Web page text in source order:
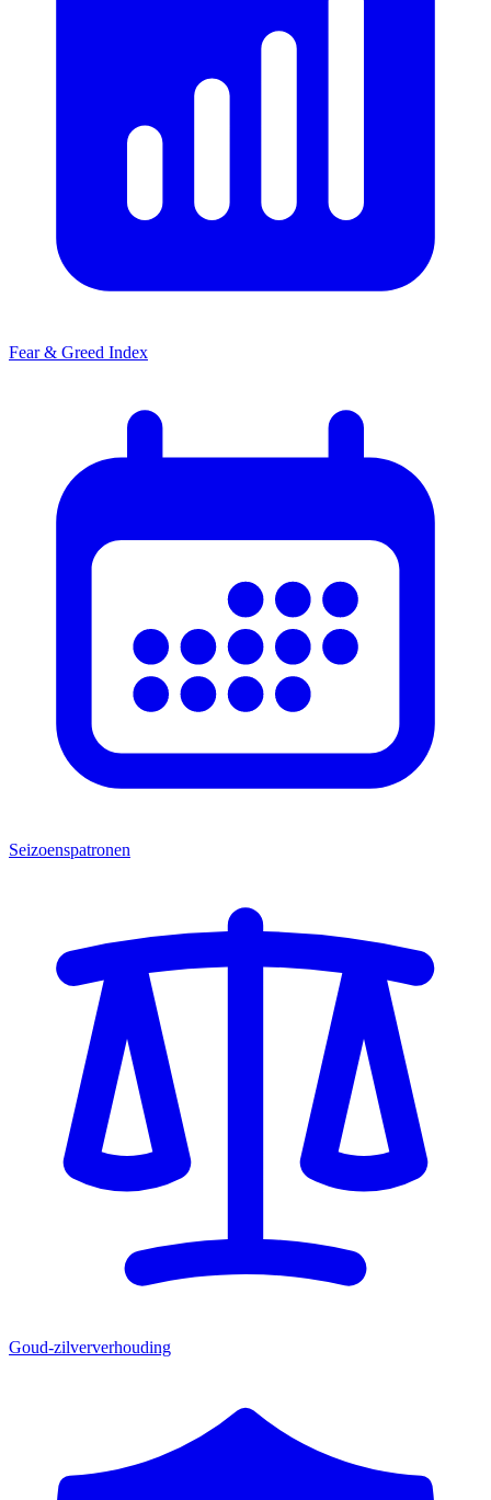
Fear & Greed Index
Seizoenspatronen
Goud-zilververhouding